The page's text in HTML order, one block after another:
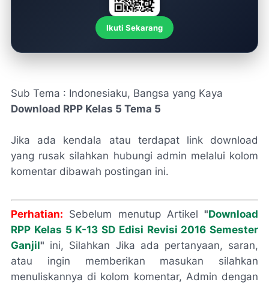
Ikuti Sekarang
Sub Tema : Indonesiaku, Bangsa yang Kaya
Download RPP Kelas 5 Tema 5
Jika ada kendala atau terdapat link download
yang rusak silahkan hubungi admin melalui kolom
komentar dibawah postingan ini.
Perhatian: Sebelum menutup Artikel "Download
RPP Kelas 5 K-13 SD Edisi Revisi 2016 Semester
Ganjil" ini, Silahkan Jika ada pertanyaan, saran,
atau ingin memberikan masukan silahkan
menuliskannya di kolom komentar, Admin dengan